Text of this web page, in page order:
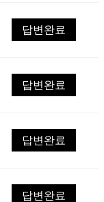
답변완료
답변완료
답변완료
답변완료